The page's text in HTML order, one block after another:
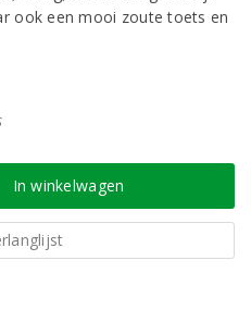
ook een mooi zoute toets en
In winkelwagen